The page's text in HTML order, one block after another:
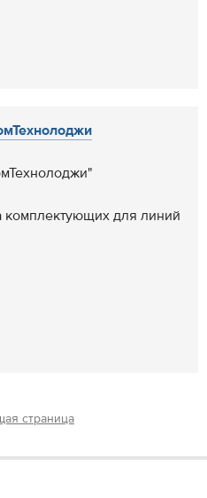
комплектующих для линий
страница